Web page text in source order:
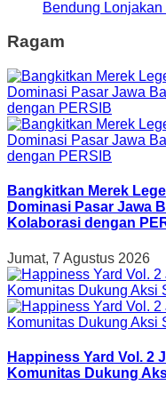
Bendung
Ragam
Bangkitkan Merek
Dominasi Pasar Jawa
Kolaborasi dengan
Jumat, 7 Agustus 2026
Happiness Yard Vol. 2
Komunitas Dukung